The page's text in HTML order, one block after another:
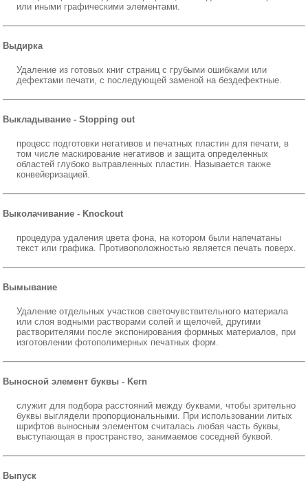
или иными графическими элементами.
Выдирка
Удаление из готовых книг страниц с грубыми ошибками или
дефектами печати, с последующей заменой на бездефектные.
Выкладывание - Stopping out
процесс подготовки негативов и печатных пластин для печати, в
том числе маскирование негативов и защита определенных
областей глубоко вытравленных пластин. Называется также
конвейеризацией.
Выколачивание - Knockout
процедура удаления цвета фона, на котором были напечатаны
текст или графика. Противоположностью является печать поверх.
Вымывание
Удаление отдельных участков светочувствительного материала
или слоя водными растворами солей и щелочей, другими
растворителями после экспонирования формных материалов, при
изготовлении фотополимерных печатных форм.
Выносной элемент буквы - Kern
служит для подбора расстояний между буквами, чтобы зрительно
буквы выглядели пропорциональными. При использовании литых
шрифтов выносным элементом считалась любая часть буквы,
выступающая в пространство, занимаемое соседней буквой.
Выпуск